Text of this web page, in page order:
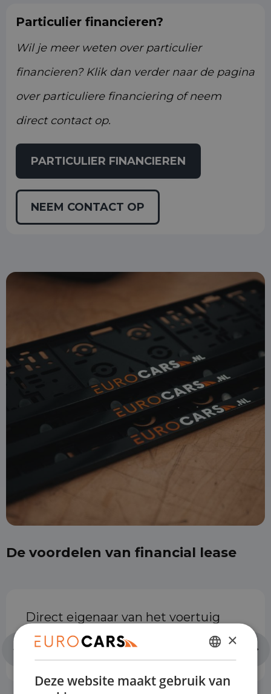
Particulier financieren?
Wil je meer weten over particulier
financieren? Klik dan verder naar de pagina
over particuliere financiering of neem
direct contact op.
PARTICULIER FINANCIEREN
NEEM CONTACT OP
De voordelen van financial lease
Direct eigenaar van het voertuig
DUTCH
ENGLISH
×
Deze website maakt gebruik van